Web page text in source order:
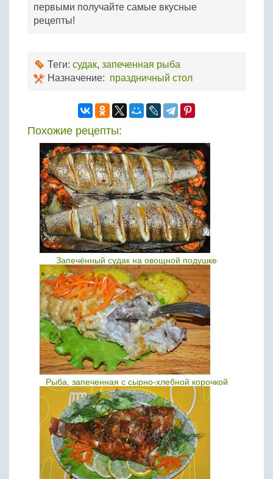
первыми получайте самые вкусные
рецепты!
Теги: судак, запеченная рыба
Назначение: праздничный стол
Похожие рецепты:
Запечённый судак на овощной подушке
Рыба, запеченная с сырно-хлебной корочкой